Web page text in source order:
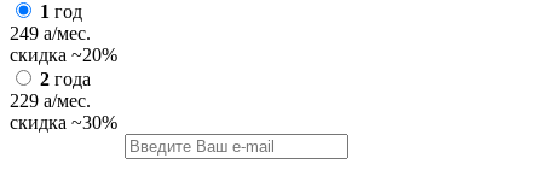
1 год
249 a/мес.
скидка ~20%
2 года
229 a/мес.
скидка ~30%